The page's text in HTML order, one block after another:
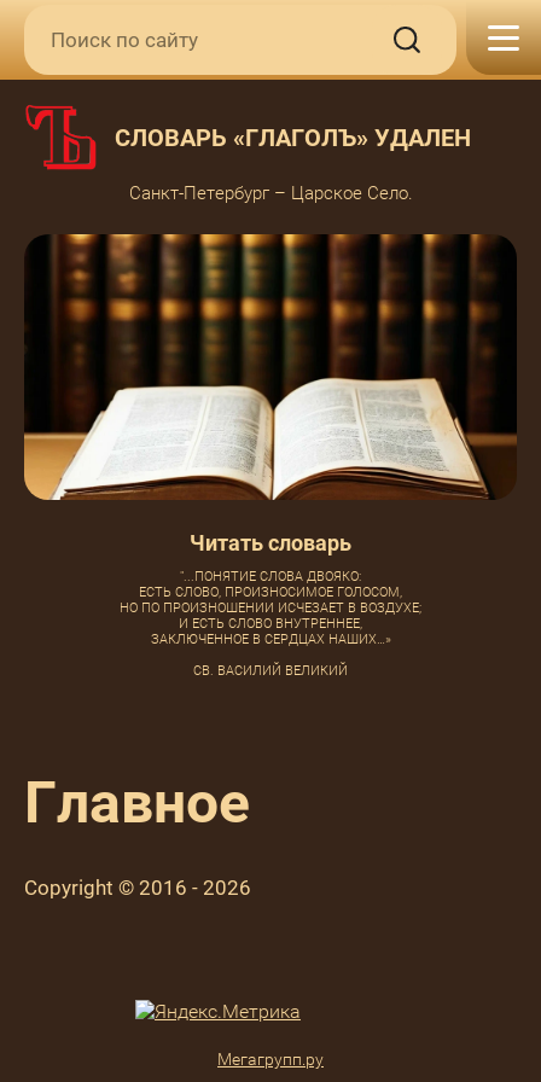
СЛОВАРЬ «ГЛАГОЛЪ» УДАЛЕН
Санкт-Петербург – Царское Село.
Читать словарь
"...ПОНЯТИЕ СЛОВА ДВОЯКО:
ЕСТЬ СЛОВО, ПРОИЗНОСИМОЕ ГОЛОСОМ,
НО ПО ПРОИЗНОШЕНИИ ИСЧЕЗАЕТ В ВОЗДУХЕ;
И ЕСТЬ СЛОВО ВНУТРЕННЕЕ,
ЗАКЛЮЧЕННОЕ В СЕРДЦАХ НАШИХ…»
СВ. ВАСИЛИЙ ВЕЛИКИЙ
Главное
Copyright © 2016 - 2026
Мегагрупп.ру